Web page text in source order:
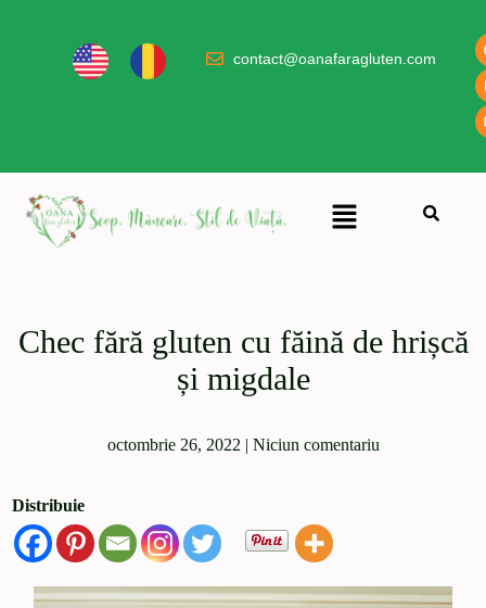
contact@oanafaragluten.com
Chec fără gluten cu făină de hrișcă
și migdale
octombrie 26, 2022 | Niciun comentariu
Distribuie